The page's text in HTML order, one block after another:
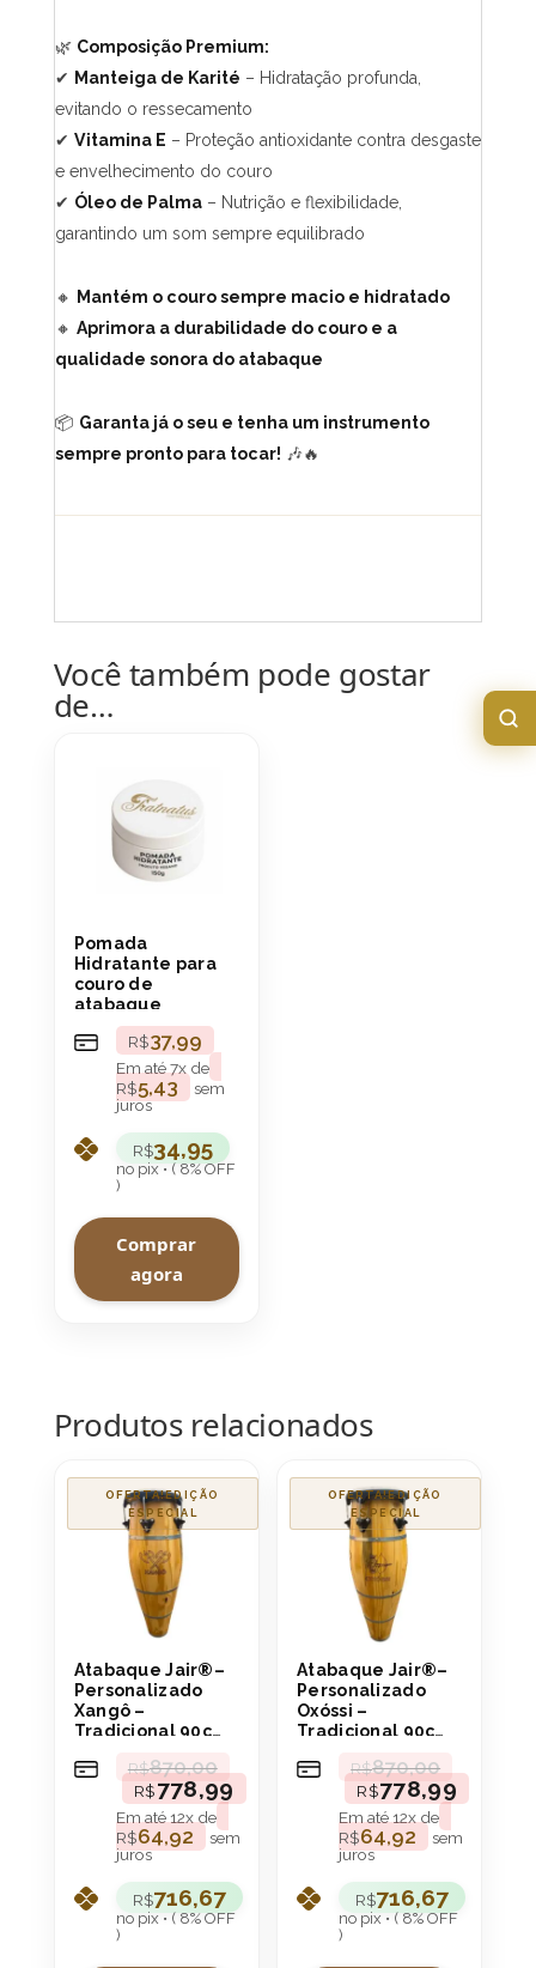
🌿 Composição Premium:
✔ Manteiga de Karité – Hidratação profunda,
evitando o ressecamento
✔ Vitamina E – Proteção antioxidante contra desgaste
e envelhecimento do couro
✔ Óleo de Palma– Nutrição e flexibilidade,
garantindo um som sempre equilibrado
🔸
Mantém o couro sempre macio e hidratado
🔸 Aprimora a durabilidade do couro e a
qualidade sonora do atabaque
📦 Garanta já o seu e tenha um instrumento
sempre pronto para tocar! 🎶🔥
Você também pode gostar
de…
Pomada
Hidratante para
couro de
atabaque
R$37,99
Em até7x de
R$5,43
sem
juros
R$34,95
no pix • ( 8% OFF
)
Comprar
agora
Produtos relacionados
OFERTA!
Atabaque Jair®–
Personalizado
Xangô –
Tradicional 90cm
Confortável
R$870,00
R$778,99
Em até12x de
R$64,92
sem
juros
R$716,67
no pix • ( 8% OFF
)
OFERTA!
Atabaque Jair®–
Personalizado
Oxóssi –
Tradicional 90cm
Confortável
R$870,00
R$778,99
Em até12x de
R$64,92
sem
juros
R$716,67
no pix • ( 8% OFF
)